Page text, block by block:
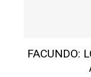
FACUNDO: